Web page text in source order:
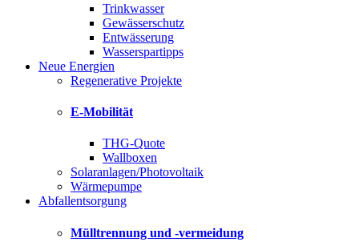
Trinkwasser
Gewässerschutz
Entwässerung
Wasserspartipps
Neue Energien
Regenerative Projekte
E-Mobilität
THG-Quote
Wallboxen
Solaranlagen/Photovoltaik
Wärmepumpe
Abfallentsorgung
Mülltrennung und -vermeidung